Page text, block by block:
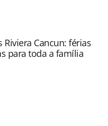
destinos/2023/05/
2019-em-
oferecidas na página.
PANROTAS Editora é
sobre direito autoral.
da PANROTAS
Riviera Cancun: férias
para toda a família